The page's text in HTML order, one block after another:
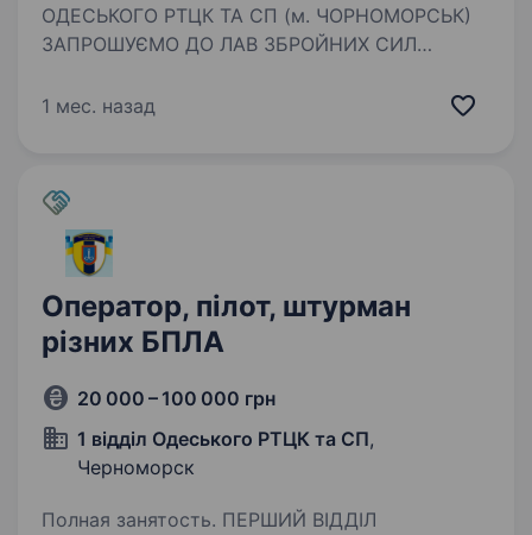
ОДЕСЬКОГО РТЦК ТА СП (м. ЧОРНОМОРСЬК)
ЗАПРОШУЄМО ДО ЛАВ ЗБРОЙНИХ СИЛ
штурман безпілотних апаратів Гарантуємо:
1 мес. назад
Оператор, пілот, штурман
різних БПЛА
20 000 – 100 000 грн
1 відділ Одеського РТЦК та СП,
Черноморск
Полная занятость. ПЕРШИЙ ВІДДІЛ